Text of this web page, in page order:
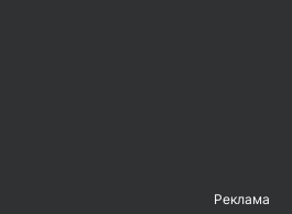
Реклама